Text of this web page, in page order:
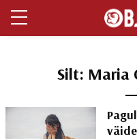
Silt: Maria